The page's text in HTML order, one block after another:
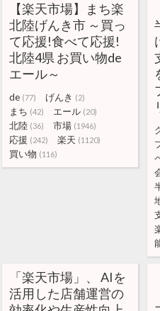
【楽天市場】まち楽
北陸げんき市 ～買っ
て応援!食べて応援!
北陸4県 お買い物de
エール～
de (77) げんき (2)
まち (42) エール (20)
北陸 (36) 市場 (1946)
応援 (242) 楽天 (1120)
買い物 (116)
「楽天市場」、 AIを
活用した店舗運営の